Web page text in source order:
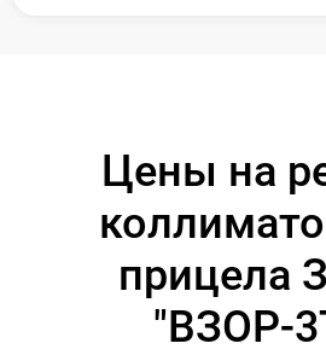
Цены на
прицела
"ВЗОР-